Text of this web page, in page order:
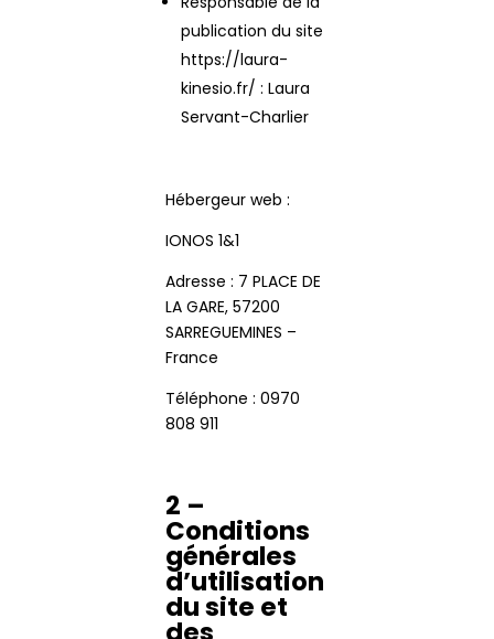
publication du site
https://laura-
kinesio.fr/ : Laura
Servant-Charlier
Hébergeur web :
IONOS 1&1
Adresse : 7 PLACE DE
LA GARE, 57200
SARREGUEMINES –
France
Téléphone : 0970
808 911
2 –
Conditions
générales
d’utilisation
du site et